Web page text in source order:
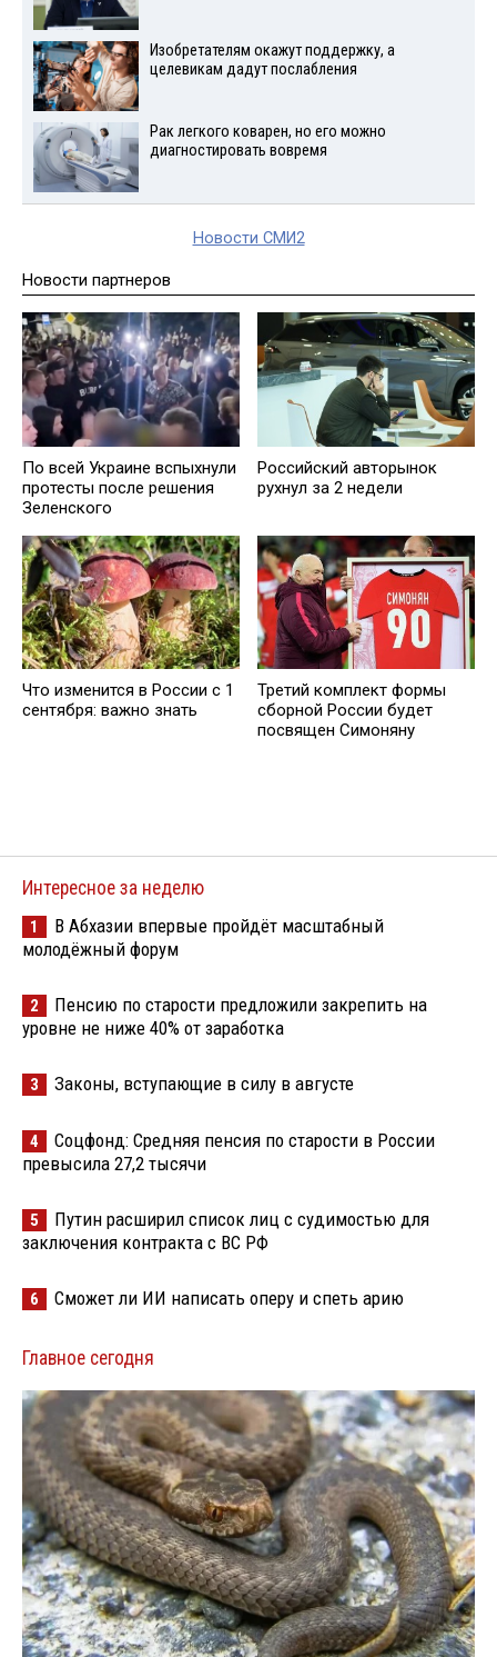
Изобретателям окажут поддержку, а
целевикам дадут послабления
Рак легкого коварен, но его можно
диагностировать вовремя
Новости СМИ2
Новости партнеров
По всей Украине вспыхнули
протесты после решения
Зеленского
Российский авторынок
рухнул за 2 недели
Что изменится в России с 1
сентября: важно знать
Третий комплект формы
сборной России будет
посвящен Симоняну
Интересное за неделю
1
В Абхазии впервые пройдёт масштабный
молодёжный форум
2
Пенсию по старости предложили закрепить на
уровне не ниже 40% от заработка
3 Законы, вступающие в силу в августе
4
Соцфонд: Средняя пенсия по старости в России
превысила 27,2 тысячи
5
Путин расширил список лиц с судимостью для
заключения контракта с ВС РФ
6 Сможет ли ИИ написать оперу и спеть арию
Главное сегодня